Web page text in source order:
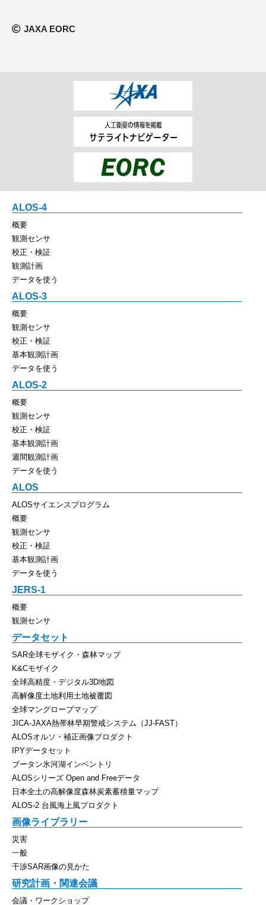
JAXA EORC
ALOS-4
概要
観測センサ
校正・検証
観測計画
データを使う
ALOS-3
概要
観測センサ
校正・検証
基本観測計画
データを使う
ALOS-2
概要
観測センサ
校正・検証
基本観測計画
週間観測計画
データを使う
ALOS
ALOSサイエンスプログラム
概要
観測センサ
校正・検証
基本観測計画
データを使う
JERS-1
概要
観測センサ
データセット
SAR全球モザイク・森林マップ
K&Cモザイク
全球高精度・デジタル3D地図
高解像度土地利用土地被覆図
全球マングローブマップ
JICA-JAXA熱帯林早期警戒システム（JJ-FAST）
ALOSオルソ・補正画像プロダクト
IPYデータセット
ブータン氷河湖インベントリ
ALOSシリーズ Open and Freeデータ
日本全土の高解像度森林炭素蓄積量マップ
ALOS-2 台風海上風プロダクト
画像ライブラリー
災害
一般
干渉SAR画像の見かた
研究計画・関連会議
会議・ワークショップ